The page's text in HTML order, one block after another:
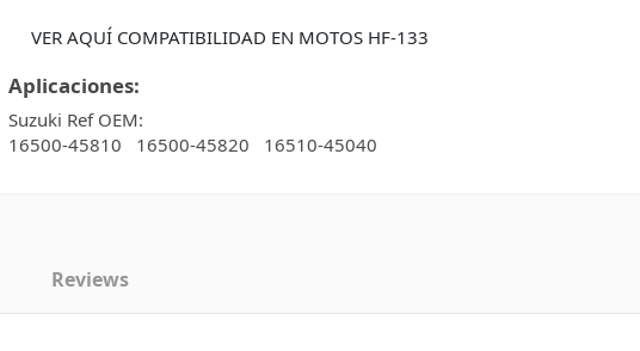
VER AQUÍ COMPATIBILIDAD EN MOTOS HF-133
Aplicaciones:
Suzuki Ref OEM:
16500-45810 16500-45820 16510-45040
Reviews